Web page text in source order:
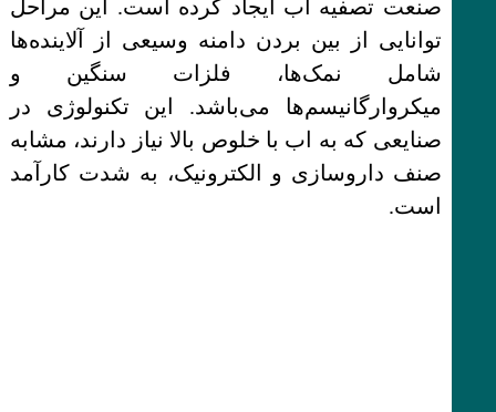
صنعت تصفیه اب ایجاد کرده است. این مراحل
توانایی از بین بردن دامنه وسیعی از آلاینده‌ها
شامل نمک‌ها، فلزات سنگین و
میکروارگانیسم‌ها می‌باشد. این تکنولوژی در
صنایعی که به اب با خلوص بالا نیاز دارند، مشابه
صنف داروسازی و الکترونیک، به شدت کارآمد
است.